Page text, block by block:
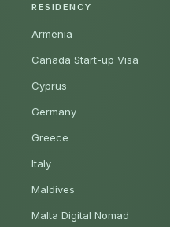
RESIDENCY
Armenia
Canada Start-up Visa
Cyprus
Germany
Greece
Italy
Maldives
Malta Digital Nomad